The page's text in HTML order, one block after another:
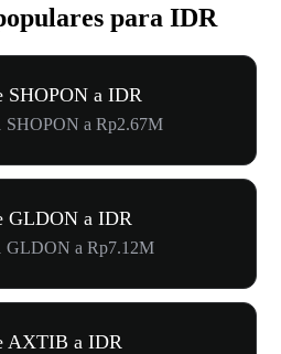
para IDR
SHOPON a IDR
SHOPON a Rp2.67M
GLDON a IDR
GLDON a Rp7.12M
AXTIB a IDR